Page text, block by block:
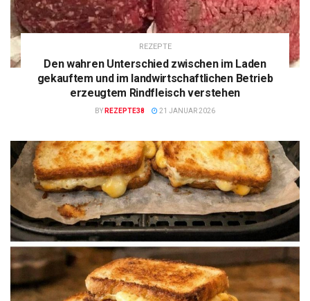
REZEPTE
Den wahren Unterschied zwischen im Laden
gekauftem und im landwirtschaftlichen Betrieb
erzeugtem Rindfleisch verstehen
BY REZEPTE38 21 JANUAR 2026